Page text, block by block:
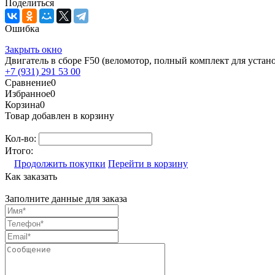
Поделиться
Ошибка
Закрыть окно
Двигатель в сборе F50 (веломотор, полный комплект для
+7 (931) 291 53 00
Сравнение0
Избранное0
Корзина0
Товар добавлен в корзину
Кол-во:
Итого:
Продолжить покупки Перейти в корзину
Как заказать
Заполните данные для заказа